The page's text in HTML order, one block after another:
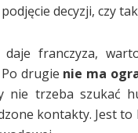
decyzji, czy
franczyza,
drugie nie ma
nie trzeba szukać
kontakty. Jest